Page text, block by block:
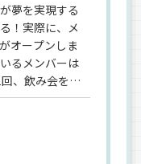
夢を実現する
！実際に、メ
オープンしま
るメンバーは
、飲み会を開
発で、仕事中も
者も大歓迎】
お届けするお
送していま